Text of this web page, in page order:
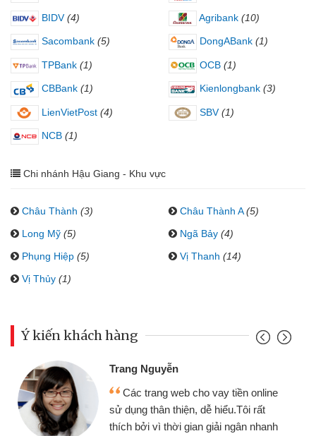
BIDV (4) Agribank (10)
Sacombank (5) DongABank (1)
TPBank (1) OCB (1)
CBBank (1) Kienlongbank (3)
LienVietPost (4) SBV (1)
NCB (1)
Chi nhánh Hậu Giang - Khu vực
Châu Thành (3) Châu Thành A (5)
Long Mỹ (5) Ngã Bảy (4)
Phụng Hiệp (5) Vị Thanh (14)
Vị Thủy (1)
Ý kiến khách hàng
Trang Nguyễn
Các trang web cho vay tiền online
sử dụng thân thiện, dễ hiểu.Tôi rất
thích bởi vì thời gian giải ngân nhanh